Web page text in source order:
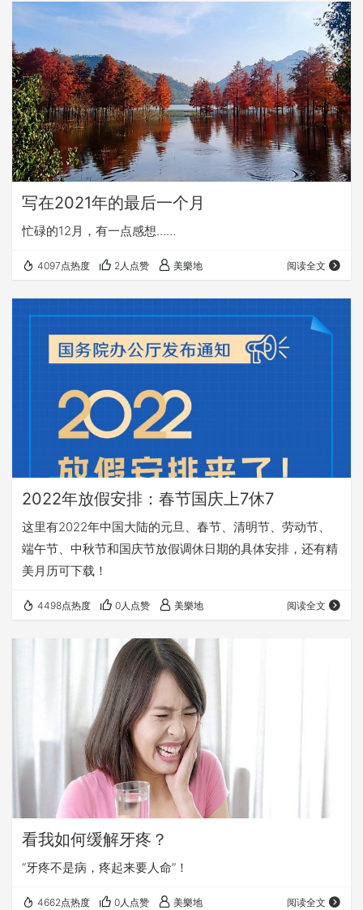
写在2021年的最后一个月
忙碌的12月，有一点感想……
4097点热度 2人点赞 美樂地 阅读全文
2022年放假安排：春节国庆上7休7
这里有2022年中国大陆的元旦、春节、清明节、劳动节、
端午节、中秋节和国庆节放假调休日期的具体安排，还有精
美月历可下载！
4498点热度 0人点赞 美樂地 阅读全文
看我如何缓解牙疼？
“牙疼不是病，疼起来要人命”！
4662点热度 0人点赞 美樂地 阅读全文